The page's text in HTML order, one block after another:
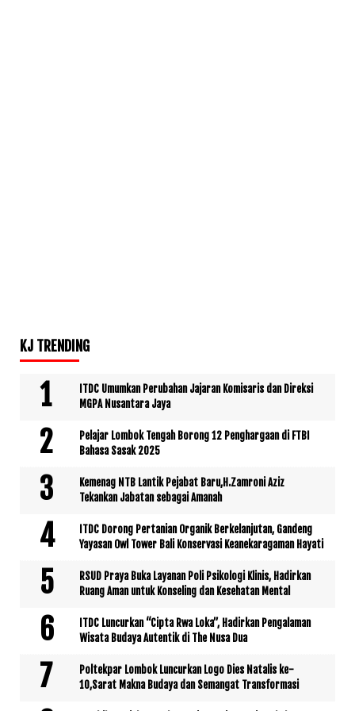
KJ TRENDING
ITDC Umumkan Perubahan Jajaran Komisaris dan Direksi
MGPA Nusantara Jaya
Pelajar Lombok Tengah Borong 12 Penghargaan di FTBI
Bahasa Sasak 2025
Kemenag NTB Lantik Pejabat Baru,H.Zamroni Aziz
Tekankan Jabatan sebagai Amanah
ITDC Dorong Pertanian Organik Berkelanjutan, Gandeng
Yayasan Owl Tower Bali Konservasi Keanekaragaman Hayati
RSUD Praya Buka Layanan Poli Psikologi Klinis, Hadirkan
Ruang Aman untuk Konseling dan Kesehatan Mental
ITDC Luncurkan “Cipta Rwa Loka”, Hadirkan Pengalaman
Wisata Budaya Autentik di The Nusa Dua
Poltekpar Lombok Luncurkan Logo Dies Natalis ke-
10,Sarat Makna Budaya dan Semangat Transformasi